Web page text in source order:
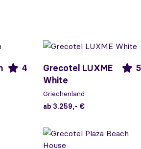
4
Grecotel LUXME
White
5
Griechenland
ab 3.259,- €